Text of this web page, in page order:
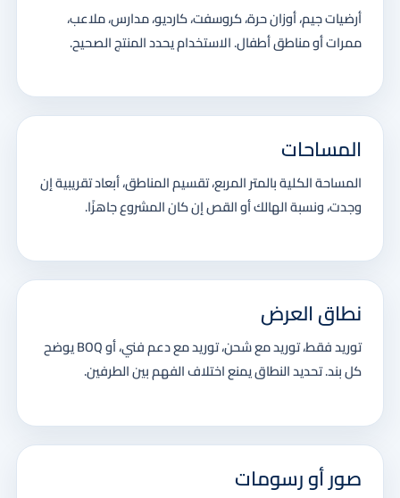
أرضيات جيم، أوزان حرة، كروسفت، كارديو، مدارس، ملاعب،
ممرات أو مناطق أطفال. الاستخدام يحدد المنتج الصحيح.
المساحات
المساحة الكلية بالمتر المربع، تقسيم المناطق، أبعاد تقريبية إن
وجدت، ونسبة الهالك أو القص إن كان المشروع جاهزًا.
نطاق العرض
توريد فقط، توريد مع شحن، توريد مع دعم فني، أو BOQ يوضح
كل بند. تحديد النطاق يمنع اختلاف الفهم بين الطرفين.
صور أو رسومات